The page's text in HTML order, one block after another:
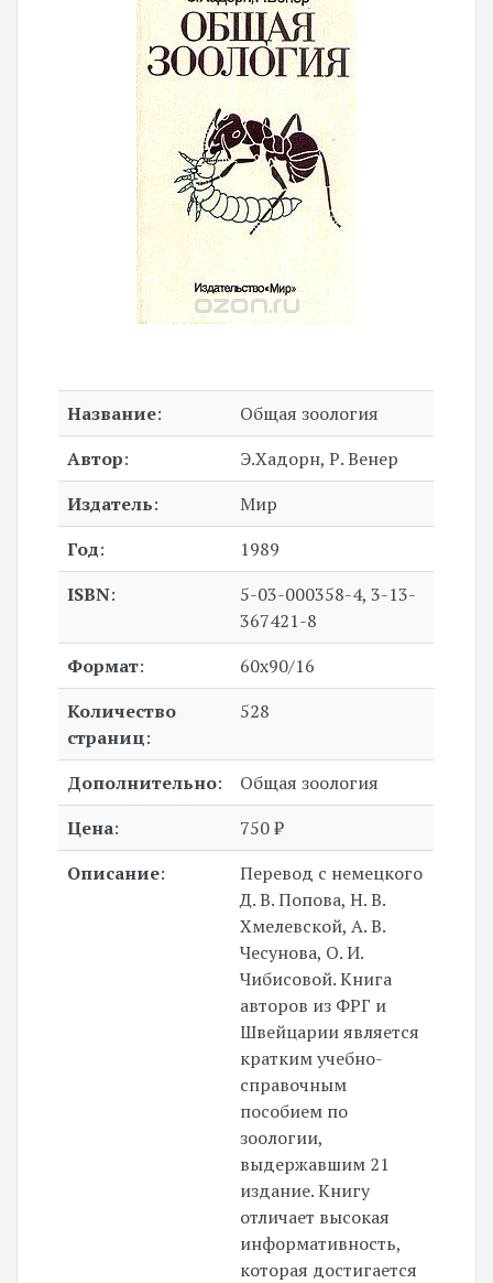
Название:
Общая зоология
Автор:
Э.Хадорн, Р. Венер
Издатель:
Мир
Год:
1989
ISBN:
5-03-000358-4, 3-13-
367421-8
Формат:
60x90/16
Количество
страниц:
528
Дополнительно:
Общая зоология
Цена:
750 ₽
Описание:
Перевод с немецкого
Д. В. Попова, Н. В.
Хмелевской, А. В.
Чесунова, О. И.
Чибисовой. Книга
авторов из ФРГ и
Швейцарии является
кратким учебно-
справочным
пособием по
зоологии,
выдержавшим 21
издание. Книгу
отличает высокая
информативность,
которая достигается